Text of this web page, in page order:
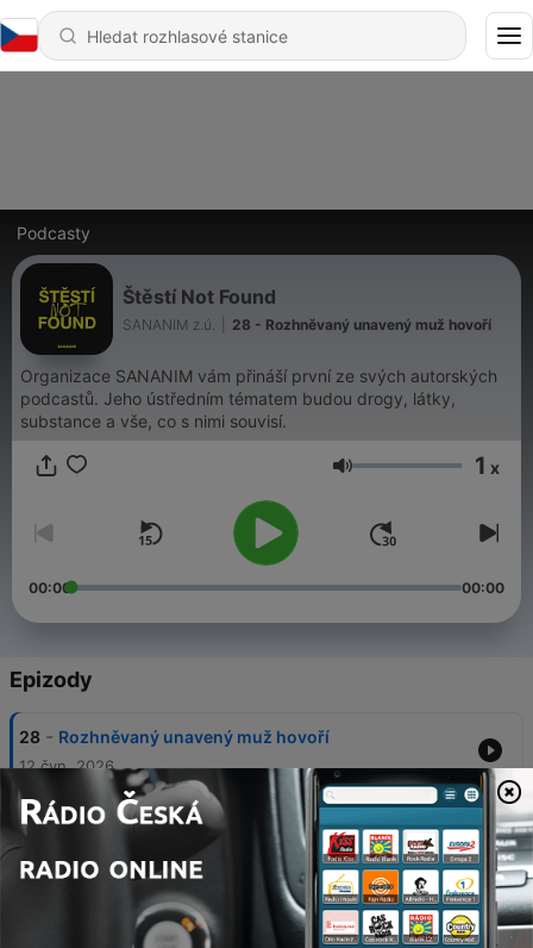
Podcasty
Štěstí Not Found
SANANIM z.ú. 28 - Rozhněvaný unavený muž hovoří
Organizace SANANIM vám přináší první ze svých autorských
podcastů. Jeho ústředním tématem budou drogy, látky,
substance a vše, co s nimi souvisí.
Hlasitost 1 x
00:00 00:00
Epizody
28 - Rozhněvaný unavený muž hovoří
12 čvn. 2026
27 - Nad dopisy diváků – náhodný výběr
Nad dopisy diváků – léčba závislosti